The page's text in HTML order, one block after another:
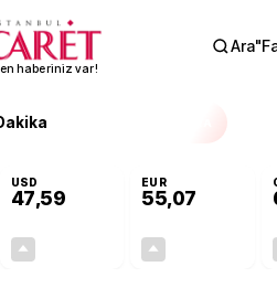
haberiniz var!
Ara"
USD
47,59
EUR
55,07